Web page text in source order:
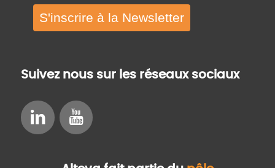
S'inscrire à la Newsletter
Suivez nous sur les réseaux sociaux